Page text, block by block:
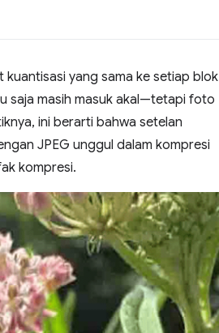
kuantisasi yang sama ke setiap blok
saja masih masuk akal—tetapi foto
ini berarti bahwa setelan
JPEG unggul dalam kompresi
kompresi.